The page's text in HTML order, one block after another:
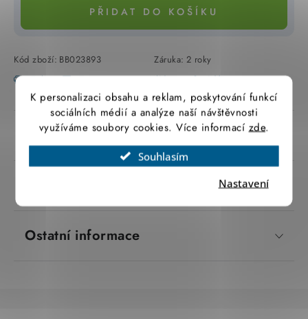
K personalizaci obsahu a reklam, poskytování funkcí
sociálních médií a analýze naší návštěvnosti
využíváme soubory cookies. Více informacízde.
Souhlasím
Nastavení
SVÍTIDLA technická
VÝPRODEJ
Položky bez zařazené kategorie dle výrobců
Otevírací doba výdejny
Obchodní podmínky
PŘIDAT DO KOŠÍKU
Kód zboží: BB023893 Záruka: 2 roky
Tisk
Zeptat se Hlídat Sdílet
Popis produktu
Ostatní informace